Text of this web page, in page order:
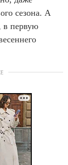
сезона. А
в первую